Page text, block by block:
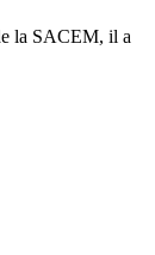
la SACEM, il a